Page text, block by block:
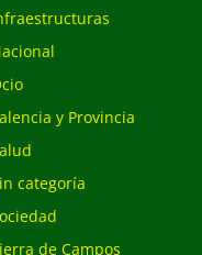
y Provincia
categoría
de Campos